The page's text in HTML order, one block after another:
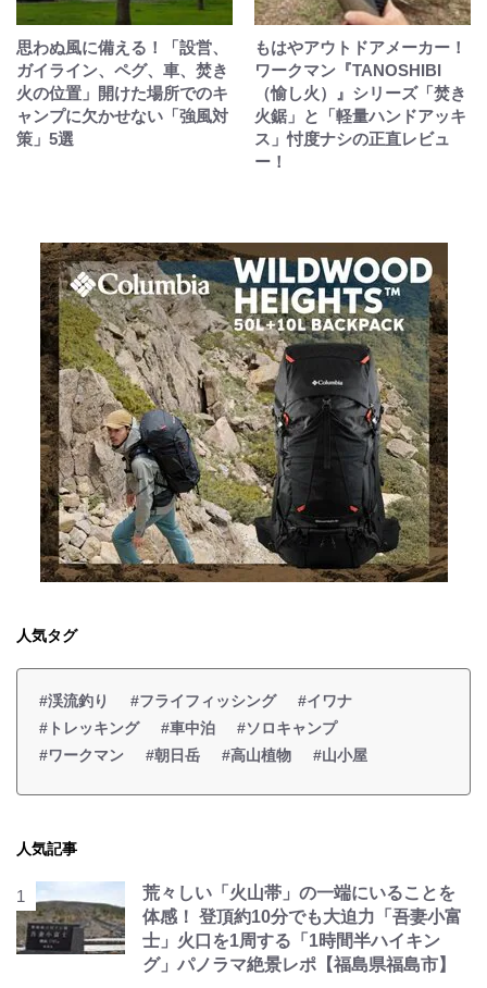
思わぬ風に備える！「設営、
ガイライン、ペグ、車、焚き
火の位置」開けた場所でのキ
ャンプに欠かせない「強風対
策」5選
もはやアウトドアメーカー！
ワークマン『TANOSHIBI
（愉し火）』シリーズ「焚き
火鋸」と「軽量ハンドアッキ
ス」忖度ナシの正直レビュ
ー！
人気タグ
#渓流釣り #フライフィッシング
#イワナ
#トレッキング
#車中泊
#ソロキャンプ
#ワークマン
#朝日岳 #高山植物 #山小屋
人気記事
荒々しい「火山帯」の一端にいることを
体感！ 登頂約10分でも大迫力「吾妻小富
士」火口を1周する「1時間半ハイキン
グ」パノラマ絶景レポ【福島県福島市】